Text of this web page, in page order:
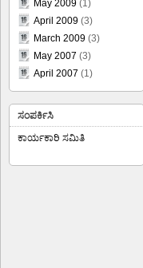
May 2009 (1)
April 2009 (3)
March 2009 (3)
May 2007 (3)
April 2007 (1)
ಸಂಪರ್ಕಿಸಿ
ಕಾರ್ಯಕಾರಿ ಸಮಿತಿ